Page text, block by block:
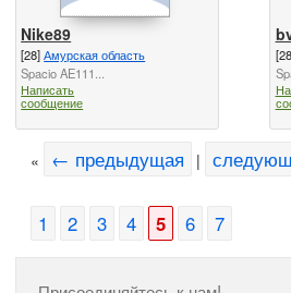
Nike89
[28]Амурская область
Spacio AE111...
Написать
сообщение
« ← предыдущая |
1 2 3 4 5 6 7